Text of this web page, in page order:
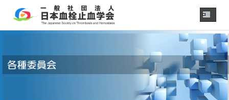
学会概要・理事長挨拶
各種委員会